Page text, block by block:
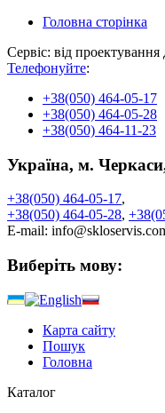
Головна сторінка
Сервіс: від
Телефонуйте:
+38(050) 464-05-17
+38(050) 464-05-28
+38(050) 464-11-23
Україна, м.
+38(050) 464-05-17,
+38(050) 464-05-28, +38
E-mail:
Виберіть мову:
Карта сайту
Пошук
Головна
Каталог